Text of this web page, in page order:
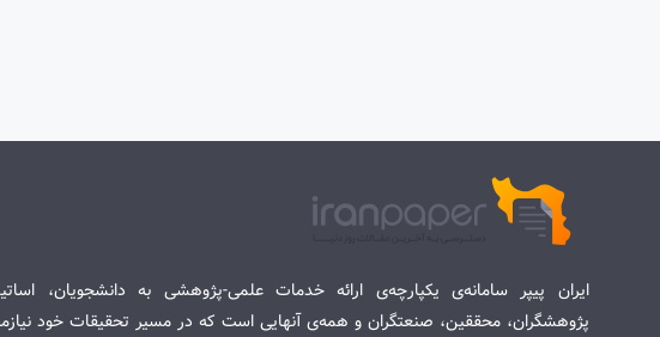
ایران پیپر سامانه‌ی یکپارچه‌ی ارائه خدمات علمی-پژوهشی به دانشجویان،
پژوهشگران، محققین، صنعتگران و همه‌ی آنهایی است که در مسیر تحقیقات خود